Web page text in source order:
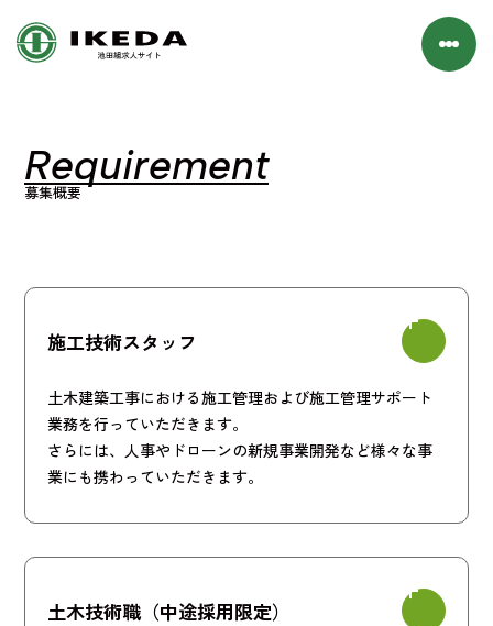
募集概要
Requirement
施工技術スタッフ
土木建築工事における施工管理および施工管理サポート
業務を行っていただきます。
さらには、人事やドローンの新規事業開発など様々な事
業にも携わっていただきます。
土木技術職（中途採用限定）